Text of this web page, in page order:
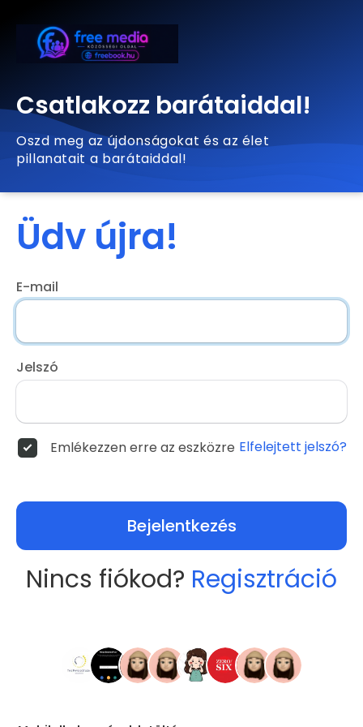
Csatlakozz barátaiddal!
Oszd meg az újdonságokat és az élet
pillanatait a barátaiddal!
Üdv újra!
E-mail
Jelszó
Emlékezzen erre az eszközre Elfelejtett jelszó?
Bejelentkezés
Nincs fiókod? Regisztráció